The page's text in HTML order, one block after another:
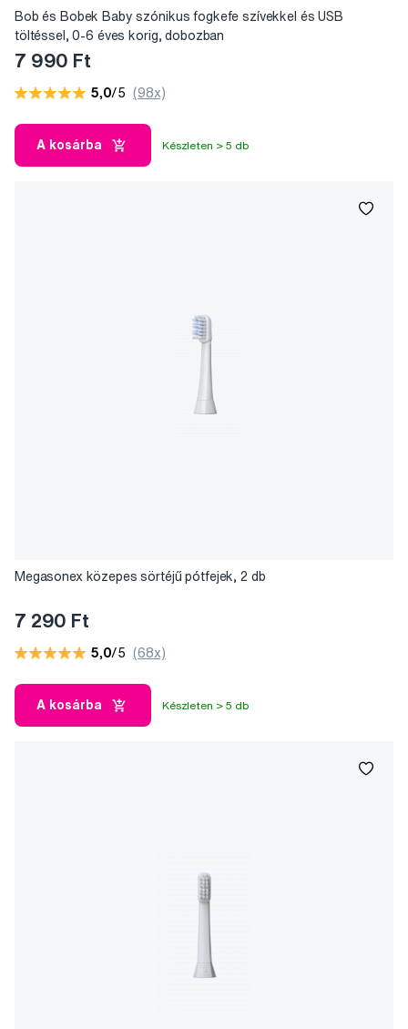
Bob és Bobek Baby szónikus fogkefe szívekkel és USB
töltéssel, 0-6 éves korig, dobozban
7 990 Ft
5,0/5 (98x)
A kosárba Készleten > 5 db
Megasonex közepes sörtéjű pótfejek, 2 db
7 290 Ft
5,0/5 (68x)
A kosárba Készleten > 5 db